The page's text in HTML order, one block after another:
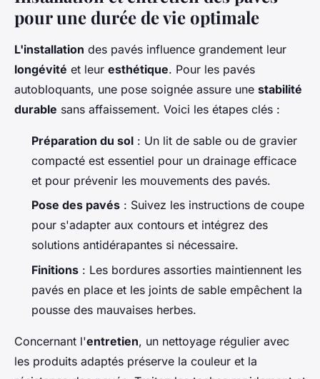
pour une durée de vie optimale
L'installation des pavés influence grandement leur
longévité et leur esthétique. Pour les pavés
autobloquants, une pose soignée assure une stabilité
durable sans affaissement. Voici les étapes clés :
Préparation du sol : Un lit de sable ou de gravier
compacté est essentiel pour un drainage efficace
et pour prévenir les mouvements des pavés.
Pose des pavés : Suivez les instructions de coupe
pour s'adapter aux contours et intégrez des
solutions antidérapantes si nécessaire.
Finitions : Les bordures assorties maintiennent les
pavés en place et les joints de sable empêchent la
pousse des mauvaises herbes.
Concernant l'entretien, un nettoyage régulier avec
les produits adaptés préserve la couleur et la